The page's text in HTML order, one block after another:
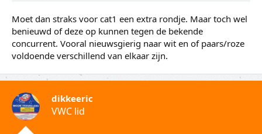
Moet dan straks voor cat1 een extra rondje. Maar toch wel
benieuwd of deze op kunnen tegen de bekende
concurrent. Vooral nieuwsgierig naar wit en of paars/roze
voldoende verschillend van elkaar zijn.
dikkeeric
VWC lid